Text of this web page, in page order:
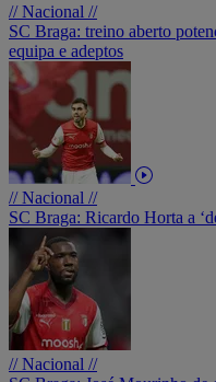
// Nacional //
SC Braga: treino aberto
equipa e adeptos
// Nacional //
SC Braga: Ricardo Horta a
// Nacional //